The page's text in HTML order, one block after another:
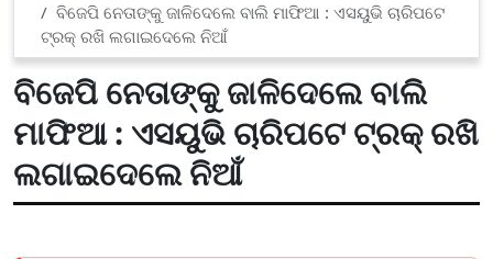
ବିଜେପି ନେତାଙ୍କୁ ଜାଳିଦେଲେ ବାଲି ମାଫିଆ : ଏସୟୁଭି ଚାରିପଟେ
ଟ୍ରକ୍ ରଖି ଲଗାଇଦେଲେ ନିଆଁ
ବିଜେପି ନେତାଙ୍କୁ ଜାଳିଦେଲେ ବାଲି
ମାଫିଆ : ଏସୟୁଭି ଚାରିପଟେ ଟ୍ରକ୍ ରଖି
ଲଗାଇଦେଲେ ନିଆଁ